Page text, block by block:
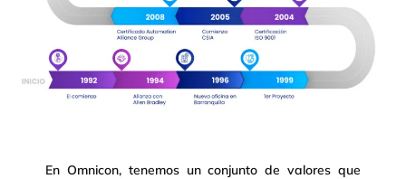
En Omnicon, tenemos un conjunto de valores que